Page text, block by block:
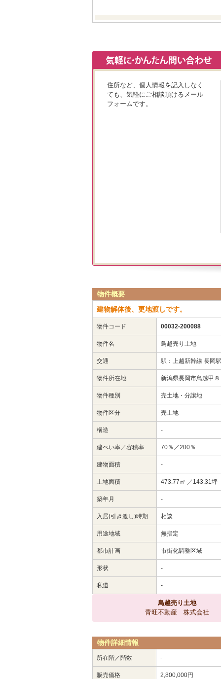
物件概要
建物解体後、更地渡しです。
物件コード 00032-200088
物件名 鳥越売り土地
交通 駅：上越新幹線 長岡
物件所在地 新潟県長岡市鳥越甲
物件種別 売土地・分譲地
物件区分 売土地
構造 -
建ぺい率／容積率 70％／200％
建物面積 -
土地面積 473.77㎡ ／143.31坪
築年月 -
入居(引き渡し)時期 相談
用途地域 無指定
都市計画 市街化調整区域
形状 -
私道 -
鳥越売り土地
青旺不動産 株式会社
物件詳細情報
所在階／階数 -
販売価格 2,800,000円